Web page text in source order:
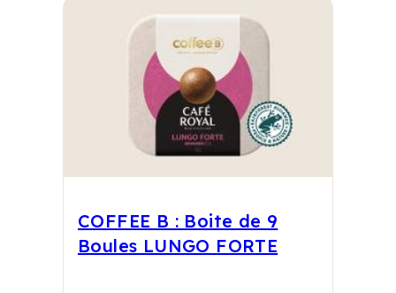
COFFEE B : Boite de 9
Boules LUNGO FORTE